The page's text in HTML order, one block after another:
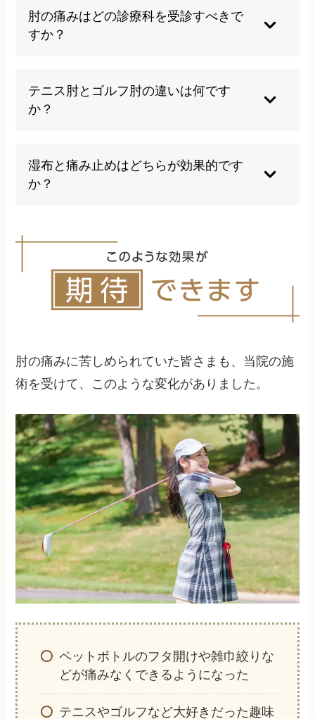
す。
避けてください。また、テニスやゴルフなどの原
因となった動作の継続、重い荷物の持ち上げ、肘
をついてパソコン作業をする姿勢も症状を悪化さ
可能性があります。
肘の痛みはどの診療科を受診すべきで
すか？
神経の圧迫が疑われる場合は神経内科、リウマチ
などの膠原病が考えられる場合はリウマチ科での
テニス肘とゴルフ肘の違いは何です
か？
反らす筋肉の炎症が原因です。一方、ゴルフ肘は
肘の内側が痛む内側上顆炎で、手首を曲げる筋肉
の炎症によるものです。症状の現れる場所と関連
湿布と痛み止めはどちらが効果的です
か？
用するため効果的です。全身の痛みが強い場合や
湿布でかぶれやすい方は内服薬が適しています。
ただし、どちらも対症療法であり、根本的な改善
のためには原因に対するアプローチが必要です。
肘の痛みに苦しめられていた皆さまも、当院の施
術を受けて、このような変化がありました。
ペットボトルのフタ開けや雑巾絞りな
どが痛みなくできるようになった
テニスやゴルフなど大好きだった趣味